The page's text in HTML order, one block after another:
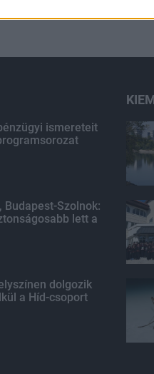
ismereteit
Budapest-Szolnok:
lett a
dolgozik
a Híd-csoport